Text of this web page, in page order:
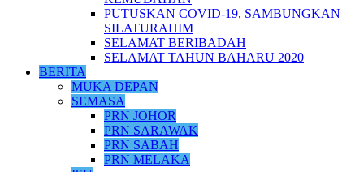
PUTUSKAN COVID-19, SAMBUNGKAN
SILATURAHIM
SELAMAT BERIBADAH
SELAMAT TAHUN BAHARU 2020
BERITA
MUKA DEPAN
SEMASA
PRN JOHOR
PRN SARAWAK
PRN SABAH
PRN MELAKA